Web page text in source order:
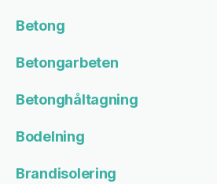
Betong
Betongarbeten
Betonghåltagning
Bodelning
Brandisolering